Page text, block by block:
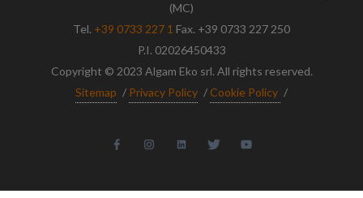
(MC)
Tel. +39 0733 227 1 Fax. +39 0733 227 250
P.I. 02026450433
Copyright © 2023 Algam Eko srl. All rights reserved.
Sitemap / Privacy Policy / Cookie Policy /